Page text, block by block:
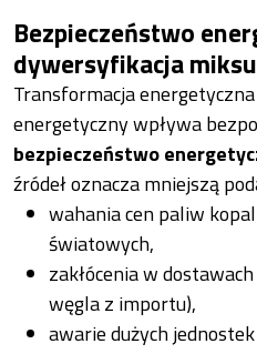
Bezpieczeństwo
dywersyfikacja miksu
Transformacja
energetyczny wpływa
bezpieczeństwo
źródeł oznacza mniejszą
wahania cen paliw
światowych,
zakłócenia w
węgla z importu),
awarie dużych